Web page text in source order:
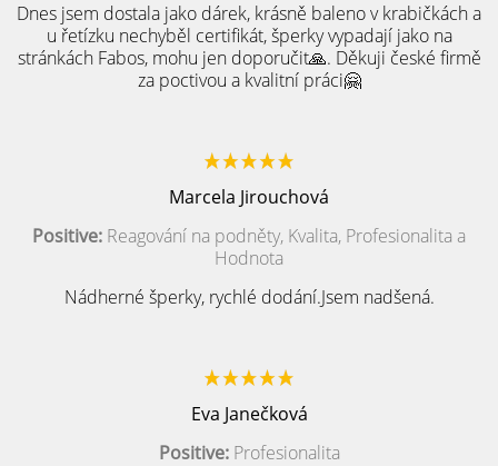
Dnes jsem dostala jako dárek, krásně baleno v krabičkách a
u řetízku nechyběl certifikát, šperky vypadají jako na
stránkách Fabos, mohu jen doporučit🙏. Děkuji české firmě
za poctivou a kvalitní práci🤗
Marcela Jirouchová
Positive: Reagování na podněty, Kvalita, Profesionalita a
Hodnota
Nádherné šperky, rychlé dodání.Jsem nadšená.
Eva Janečková
Positive:Profesionalita